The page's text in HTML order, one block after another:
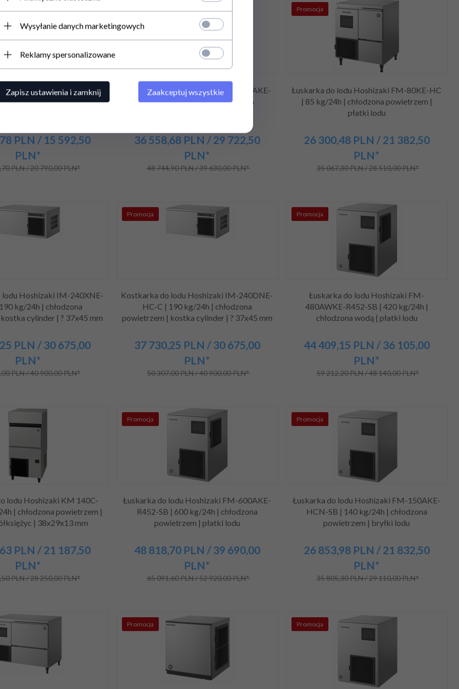
Hoshizaki KM-80C-HC
| chłodzona powietrzem |
78 PLN/ 15 592,50
PLN*
PLN / 20 790,00 PLN*
Promocja
Łuskarka do lodu Hoshizaki FM-300AKE-
HC-SB | 300 kg/24h | chłodzona
36 558,68PLN / 29 722,50
PLN*
48 744,90 PLN / 39 630,00 PLN*
Promocja
Łuskarka do lodu Hoshizaki FM-80KE-HC
| 85 kg/24h | chłodzona powietrzem |
płatki lodu
26 300,48PLN / 21 382,50
PLN*
35 067,30 PLN / 28 510,00 PLN*
Hoshizaki IM-240XNE-
kg/24h | chłodzona
cylinder | ? 37x45 mm
25 PLN/ 30 675,00
PLN*
PLN / 40 900,00 PLN*
Promocja
Kostkarka do lodu Hoshizaki IM-240DNE-
HC-C | 190 kg/24h | chłodzona
powietrzem | kostka cylinder | ? 37x45 mm
37 730,25 PLN / 30 675,00
PLN*
50 307,00 PLN / 40 900,00 PLN*
Promocja
Łuskarka do lodu Hoshizaki FM-
480AWKE-R452-SB | 420 kg/24h |
chłodzona wodą | płatki lodu
44 409,15 PLN / 36 105,00
PLN*
59 212,20 PLN / 48 140,00 PLN*
lodu Hoshizaki KM 140C-
| chłodzona powietrzem |
| 38x29x13 mm
63 PLN/ 21 187,50
PLN*
PLN / 28 250,00 PLN*
Promocja
Łuskarka do lodu Hoshizaki FM-600AKE-
R452-SB | 600 kg/24h | chłodzona
powietrzem | płatki lodu
48 818,70PLN / 39 690,00
PLN*
65 091,60 PLN / 52 920,00 PLN*
Promocja
Łuskarka do lodu Hoshizaki FM-150AKE-
HCN-SB | 140 kg/24h | chłodzona
powietrzem | bryłki lodu
26 853,98PLN / 21 832,50
PLN*
35 805,30 PLN / 29 110,00 PLN*
Promocja Promocja
Wysyłanie danych marketingowych
Reklamy spersonalizowane
Zapisz ustawienia i zamknij Zaakceptuj wszystkie